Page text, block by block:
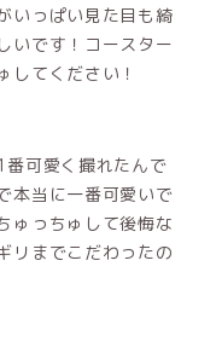
いっぱい見た目も綺
いです！コースター
してください！
可愛く撮れたんで
本当に一番可愛いで
ゅっちゅして後悔な
リまでこだわったの